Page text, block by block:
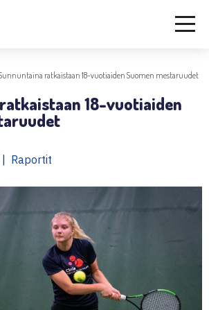
ratkaistaan 18-vuotiaiden Suomen mestaruudet
18-vuotiaiden
Raportit